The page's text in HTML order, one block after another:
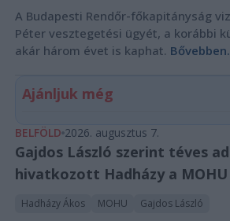
A Budapesti Rendőr-főkapitányság
Péter vesztegetési ügyét, a korábbi
akár három évet is kaphat.
Ajánljuk még
BELFÖLD 2026. augusztus 7.
Gajdos László szerint téves
hivatkozott Hadházy a
Hadházy Ákos MOHU Gajdos László